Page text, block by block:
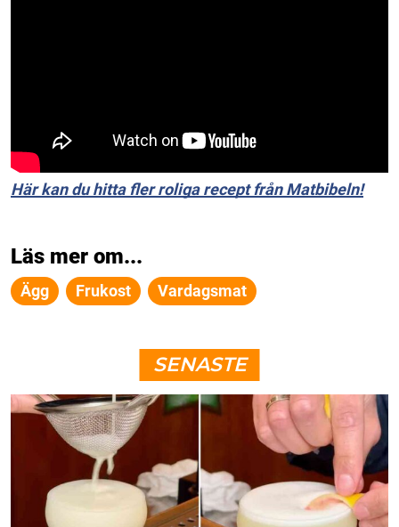
Här kan du hitta fler roliga recept från Matbibeln!
Läs mer om...
Ägg Frukost Vardagsmat
SENASTE